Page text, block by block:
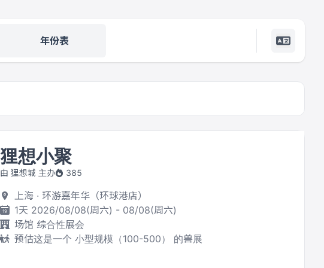
年份表
狸想小聚
由 狸想城 主办 385
上海 · 环游嘉年华（环球港店）
1天 2026/08/08(周六) - 08/08(周六)
场馆 综合性展会
预估这是一个 小型规模（100-500） 的兽展